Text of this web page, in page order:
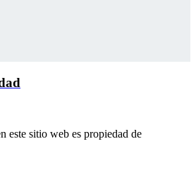
este sitio web es propiedad de